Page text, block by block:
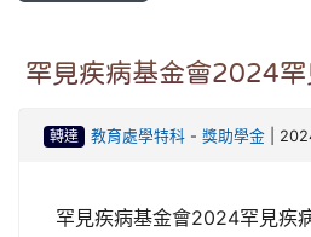
罕見疾病基金會2024
轉達 教育處學特科- 獎助學金|
罕見疾病基金會2024罕見疾